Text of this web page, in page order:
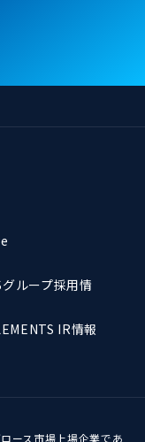
ループ採用情
IR情報
ース市場上場企業であ